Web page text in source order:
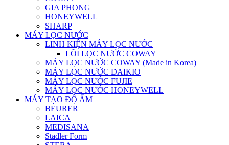
GIA PHONG
HONEYWELL
SHARP
MÁY LỌC NƯỚC
LINH KIỆN MÁY LỌC NƯỚC
LÕI LỌC NƯỚC COWAY
MÁY LỌC NƯỚC COWAY (Made in Korea)
MÁY LỌC NƯỚC DAIKIO
MÁY LỌC NƯỚC FUJIE
MÁY LỌC NƯỚC HONEYWELL
MÁY TẠO ĐỘ ẨM
BEURER
LAICA
MEDISANA
Stadler Form